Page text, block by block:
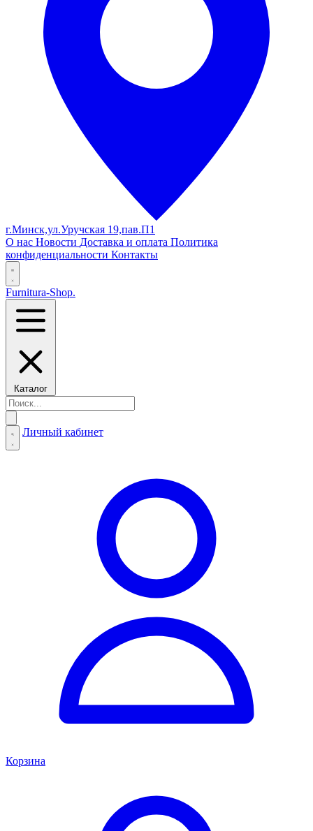
г.Минск,ул.Уручская 19,пав.П1
О нас Новости Доставка и оплата Политика
конфиденциальности Контакты
Furnitura-Shop.
Каталог
Личный кабинет
Корзина